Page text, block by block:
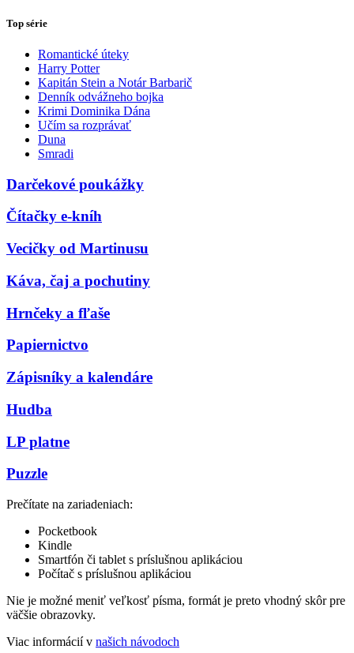
Top série
Romantické úteky
Harry Potter
Kapitán Stein a Notár Barbarič
Denník odvážneho bojka
Krimi Dominika Dána
Učím sa rozprávať
Duna
Smradi
Darčekové poukážky
Čítačky e-kníh
Vecičky od Martinusu
Káva, čaj a pochutiny
Hrnčeky a fľaše
Papiernictvo
Zápisníky a kalendáre
Hudba
LP platne
Puzzle
Prečítate na zariadeniach:
Pocketbook
Kindle
Smartfón či tablet s príslušnou aplikáciou
Počítač s príslušnou aplikáciou
Nie je možné meniť veľkosť písma, formát je preto vhodný skôr pre
väčšie obrazovky.
Viac informácií v našich návodoch